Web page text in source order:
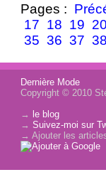
Pages :
17 18 19 20
35 36 37 38
Dernière Mode
Copyright © 2010
→ le blog
→Suivez-moi sur
→ Ajouter les